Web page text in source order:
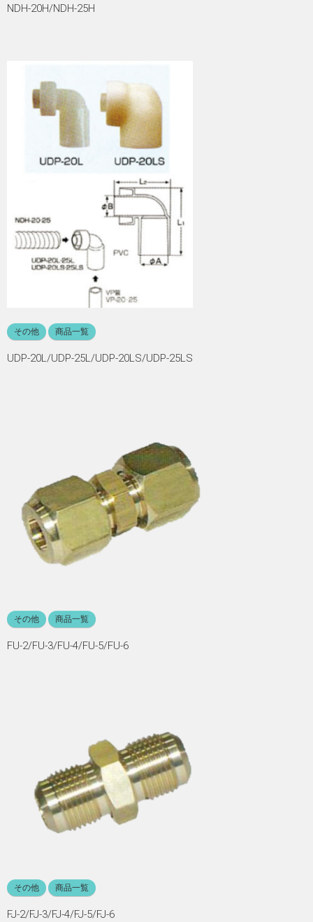
NDH-20H/NDH-25H
その他 商品一覧
UDP-20L/UDP-25L/UDP-20LS/UDP-25LS
その他 商品一覧
FU-2/FU-3/FU-4/FU-5/FU-6
その他 商品一覧
FJ-2/FJ-3/FJ-4/FJ-5/FJ-6